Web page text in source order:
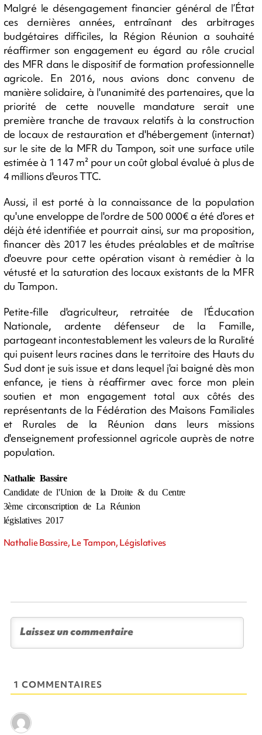
Malgré le désengagement financier général de l’État
ces dernières années, entraînant des arbitrages
budgétaires difficiles, la Région Réunion a souhaité
réaffirmer son engagement eu égard au rôle crucial
des MFR dans le dispositif de formation professionnelle
agricole. En 2016, nous avions donc convenu de
manière solidaire, à l'unanimité des partenaires, que la
priorité de cette nouvelle mandature serait une
première tranche de travaux relatifs à la construction
de locaux de restauration et d'hébergement (internat)
sur le site de la MFR du Tampon, soit une surface utile
estimée à 1 147 m² pour un coût global évalué à plus de
4 millions d'euros TTC.
Aussi, il est porté à la connaissance de la population
qu'une enveloppe de l'ordre de 500 000€ a été d'ores et
déjà été identifiée et pourrait ainsi, sur ma proposition,
financer dès 2017 les études préalables et de maîtrise
d'oeuvre pour cette opération visant à remédier à la
vétusté et la saturation des locaux existants de la MFR
du Tampon.
Petite-fille d'agriculteur, retraitée de l’Éducation
Nationale, ardente défenseur de la Famille,
partageant incontestablement les valeurs de la Ruralité
qui puisent leurs racines dans le territoire des Hauts du
Sud dont je suis issue et dans lequel j'ai baigné dès mon
enfance, je tiens à réaffirmer avec force mon plein
soutien et mon engagement total aux côtés des
représentants de la Fédération des Maisons Familiales
et Rurales de la Réunion dans leurs missions
d'enseignement professionnel agricole auprès de notre
population.
Nathalie Bassire
Candidate de l'Union de la Droite & du Centre
3ème circonscription de La Réunion
législatives 2017
Nathalie Bassire, Le Tampon, Législatives
1 COMMENTAIRES